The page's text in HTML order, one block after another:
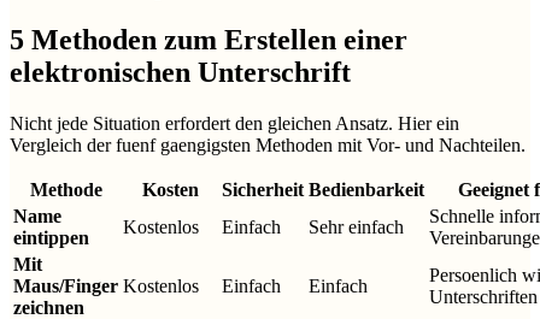
5 Methoden zum Erstellen einer
elektronischen Unterschrift
Nicht jede Situation erfordert den gleichen Ansatz. Hier ein
Vergleich der fuenf gaengigsten Methoden mit Vor- und Nachteilen.
Methode Kosten Sicherheit Bedienbarkeit
Geeignet
Name
eintippen
Kostenlos Einfach Sehr einfach
Schnelle
Mit
Maus/Finger
zeichnen
Kostenlos Einfach Einfach
Persoenlich
Unterschriften